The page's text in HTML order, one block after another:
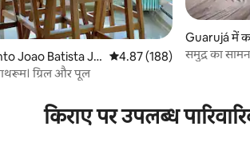
Joao Batista Jul औसत रेटिंग 5 में से 4.87, 188
4.87 (188)
ग्रिल और पूल
Guarujá में
समुद्र का
किराए पर उपलब्ध